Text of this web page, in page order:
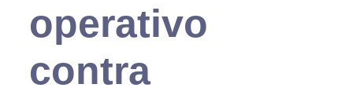
operativo
contra